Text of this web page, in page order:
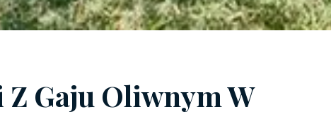
Z Gaju Oliwnym W